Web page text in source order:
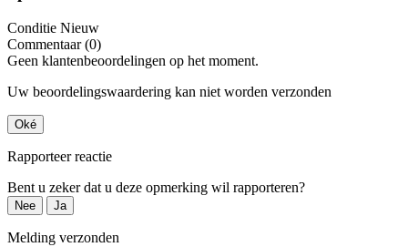
Conditie Nieuw
Commentaar (0)
Geen klantenbeoordelingen op het moment.
Uw beoordelingswaardering kan niet worden verzonden
Oké
Rapporteer reactie
Bent u zeker dat u deze opmerking wil rapporteren?
Nee Ja
Melding verzonden